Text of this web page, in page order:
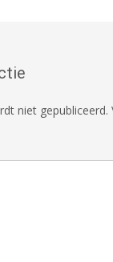
niet gepubliceerd.